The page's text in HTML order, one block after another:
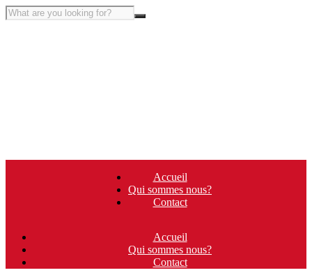
Accueil
Qui sommes nous?
Contact
Accueil
Qui sommes nous?
Contact